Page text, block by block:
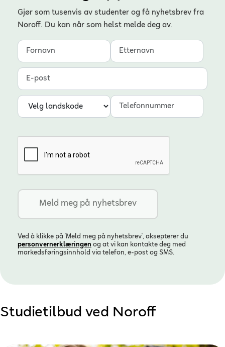
Gjør som tusenvis av studenter og få nyhetsbrev fra
Noroff. Du kan når som helst melde deg av.
Fornavn
Etternavn
E-post
Landskode
Telefonnummer
Ved å klikke på 'Meld meg på nyhetsbrev', aksepterer du
personvern­erklæringen og at vi kan kontakte deg med
markedsføringsinnhold via telefon, e-post og SMS.
Studietilbud ved Noroff